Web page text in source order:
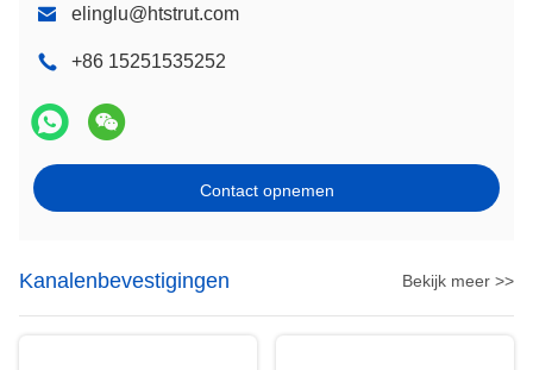
elinglu@htstrut.com
+86 15251535252
Contact opnemen
Kanalenbevestigingen Bekijk meer >>